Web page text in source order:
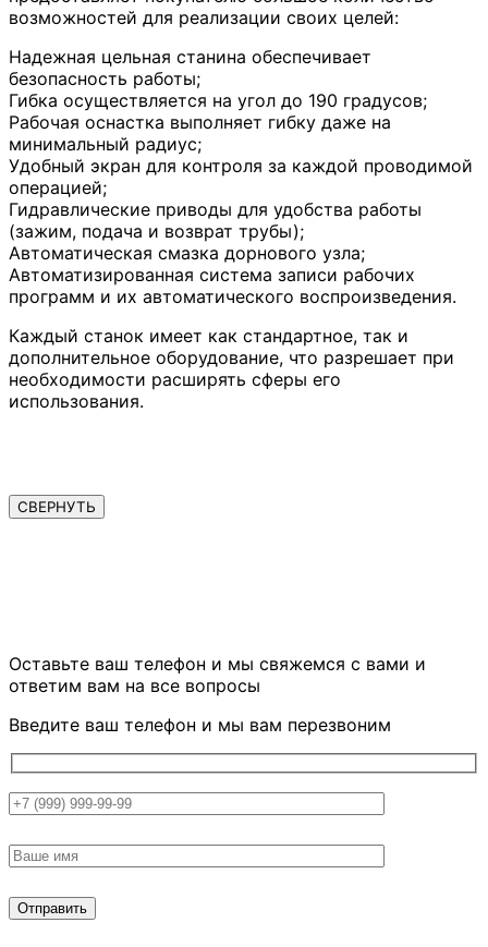
возможностей для реализации своих целей:
Надежная цельная станина обеспечивает
безопасность работы;
Гибка осуществляется на угол до 190 градусов;
Рабочая оснастка выполняет гибку даже на
минимальный радиус;
Удобный экран для контроля за каждой проводимой
операцией;
Гидравлические приводы для удобства работы
(зажим, подача и возврат трубы);
Автоматическая смазка дорнового узла;
Автоматизированная система записи рабочих
программ и их автоматического воспроизведения.
Каждый станок имеет как стандартное, так и
дополнительное оборудование, что разрешает при
необходимости расширять сферы его
использования.
СВЕРНУТЬ
Оставьте ваш телефон и мы свяжемся с вами и
ответим вам на все вопросы
Введите ваш телефон и мы вам перезвоним